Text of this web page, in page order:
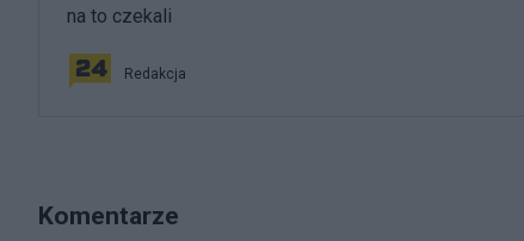
na to czekali
Redakcja
Komentarze